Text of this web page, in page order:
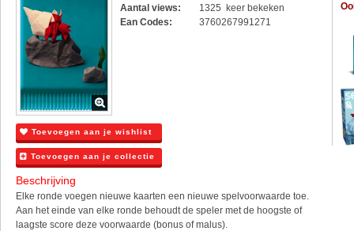
Aantal views:
1325 keer bekeken
Ean Codes:
3760267991271
Toevoegen aan je wishlist
Toevoegen aan je collectie
Beschrijving
Elke ronde voegen nieuwe kaarten een nieuwe spelvoorwaarde toe.
Aan het einde van elke ronde behoudt de speler met de hoogste of
laagste score deze voorwaarde (bonus of malus).